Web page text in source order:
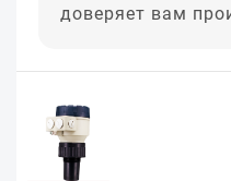
доверяет вам